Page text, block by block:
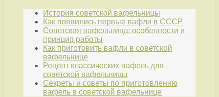
История советской вафельницы
Как появились первые вафли в СССР
Советская вафельница: особенности и
принцип работы
Как приготовить вафли в советской
вафельнице
Рецепт классических вафель для
советской вафельницы
Секреты и советы по приготовлению
вафель в советской вафельнице